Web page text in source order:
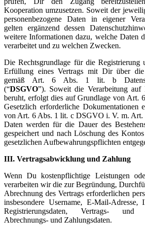
Kooperation umzusetzen. Soweit der
personenbezogene Daten in eigener
gelten ergänzend dessen
weitere Informationen dazu, welche Daten
verarbeitet und zu welchen Zwecken.
Die Rechtsgrundlage für die Registrierung
Erfüllung eines Vertrags mit Dir über
gemäß Art. 6 Abs. 1 lit. b
(“DSGVO”). Soweit die Verarbeitung auf
beruht, erfolgt dies auf Grundlage von Art.
Gesetzlich erforderliche Dokumentationen
von Art. 6 Abs. 1 lit. c DSGVO i. V. m.
Daten werden für die Dauer des
gespeichert und nach Löschung des
gesetzlichen Aufbewahrungspflichten
III. Vertragsabwicklung und Zahlung
Wenn Du kostenpflichtige Leistungen
verarbeiten wir die zur Begründung,
Abrechnung des Vertrags erforderlichen
insbesondere Username, E-Mail-Adresse,
Registrierungsdaten, Vertrags- und
Abrechnungs- und Zahlungsdaten.